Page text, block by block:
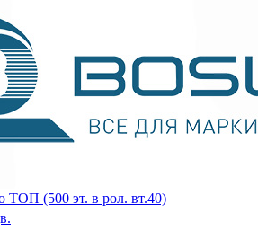
ТОП (500 эт. в рол. вт.40)